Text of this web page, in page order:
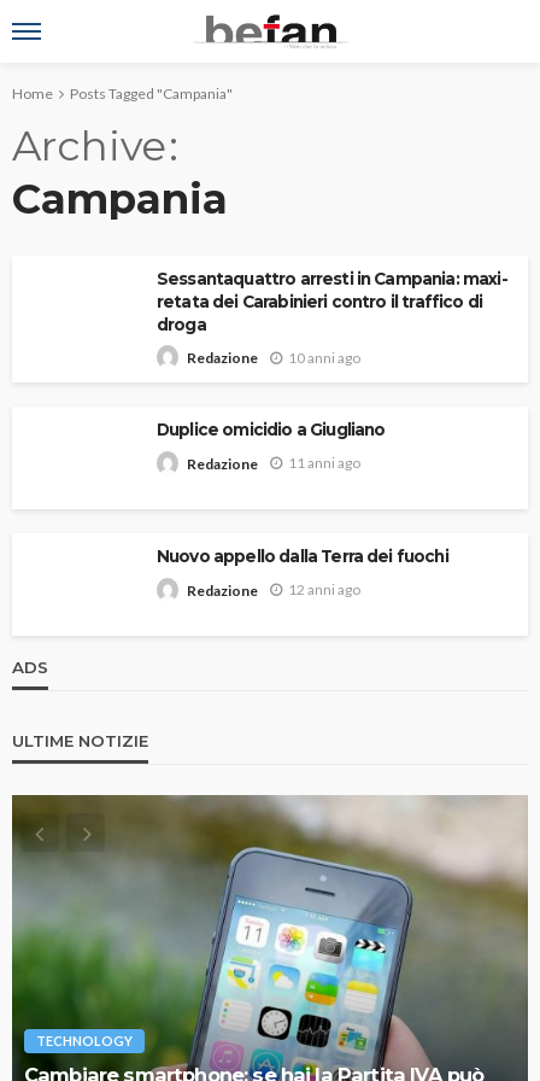
Home Posts Tagged "Campania"
Archive
Campania
Sessantaquattro arresti in Campania: maxi-
retata dei Carabinieri contro il traffico di
droga
Redazione 10 anni ago
Duplice omicidio a Giugliano
Redazione 11 anni ago
Nuovo appello dalla Terra dei fuochi
Redazione 12 anni ago
ADS
ULTIME NOTIZIE
TECHNOLOGY
Cambiare smartphone: se hai la Partita IVA può